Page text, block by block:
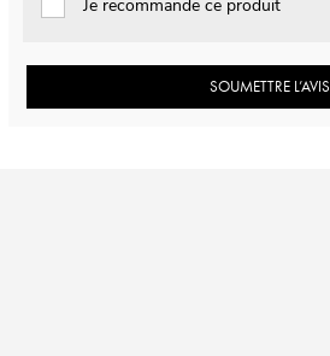
Je recommande ce produit
SOUMETTRE L’AVIS